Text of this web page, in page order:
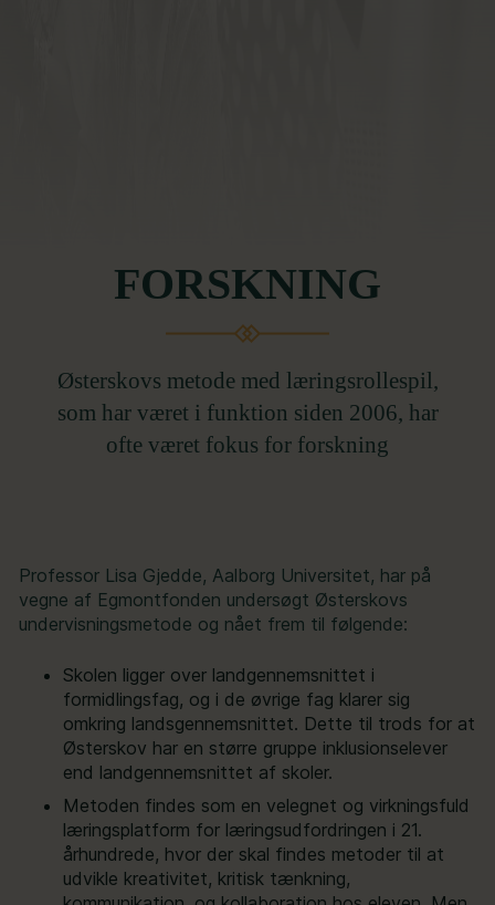
FORSKNING
Østerskovs metode med læringsrollespil,
som har været i funktion siden 2006, har
ofte været fokus for forskning
Professor Lisa Gjedde, Aalborg Universitet, har på
vegne af Egmontfonden undersøgt Østerskovs
undervisningsmetode og nået frem til følgende:
Skolen ligger over landgennemsnittet i
formidlingsfag, og i de øvrige fag klarer sig
omkring landsgennemsnittet. Dette til trods for at
Østerskov har en større gruppe inklusionselever
end landgennemsnittet af skoler.
Metoden findes som en velegnet og virkningsfuld
læringsplatform for læringsudfordringen i 21.
århundrede, hvor der skal findes metoder til at
udvikle kreativitet, kritisk tænkning,